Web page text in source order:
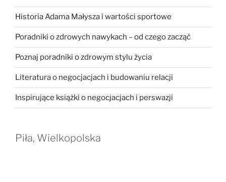
Historia Adama Małysza i wartości sportowe
Poradniki o zdrowych nawykach – od czego zacząć
Poznaj poradniki o zdrowym stylu życia
Literatura o negocjacjach i budowaniu relacji
Inspirujące książki o negocjacjach i perswazji
Piła, Wielkopolska